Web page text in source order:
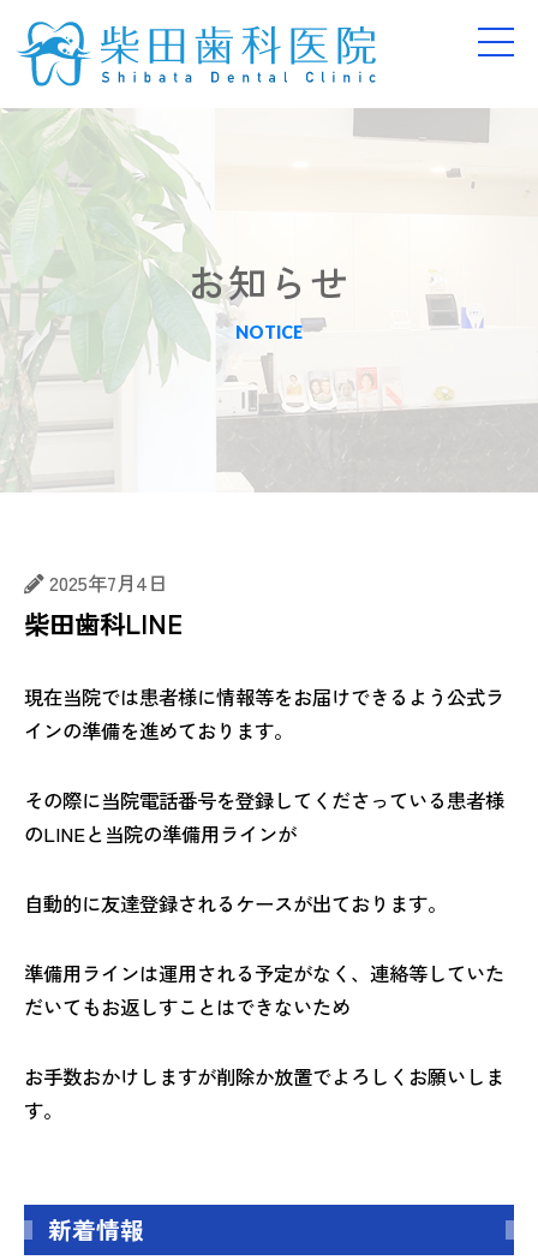
お知らせ
NOTICE
2025年7月4日
柴田歯科LINE
現在当院では患者様に情報等をお届けできるよう公式ラ
インの準備を進めております。
その際に当院電話番号を登録してくださっている患者様
のLINEと当院の準備用ラインが
自動的に友達登録されるケースが出ております。
準備用ラインは運用される予定がなく、連絡等していた
だいてもお返しすことはできないため
お手数おかけしますが削除か放置でよろしくお願いしま
す。
新着情報